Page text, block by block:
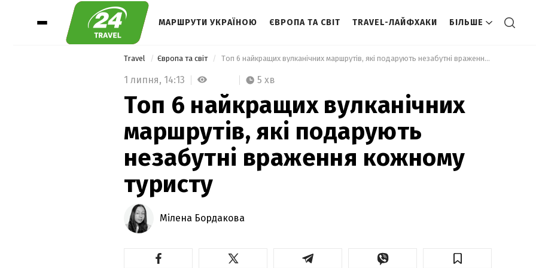
МАРШРУТИ УКРАЇНОЮ ЄВРОПА ТА СВІТ TRAVEL-ЛАЙФХАКИ БІЛЬШЕ
Travel Європа та світ Топ 6 найкращих вулканічних маршрутів, які подарують незабутні враження кожному туристу
1 липня, 14:13 5 хв
Топ 6 найкращих вулканічних
маршрутів, які подарують
незабутні враження кожному
туристу
Мілена Бордакова